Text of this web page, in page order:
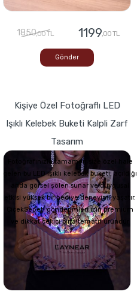
1850,00 TL 1199,00 TL
Gönder
Kişiye Özel Fotoğraflı LED
Işıklı Kelebek Buketi Kalpli Zarf
Tasarım
Fotoğrafınızla tamamen size özel hale
gelen bu LED ışıklı kelebek buketi, açıldığı
anda görsel şölen sunar ve duygusal
etkisi yüksek bir hediye deneyimi yaşatır.
ÇiçekSepeti gönderimleri için premium
ve dikkat çekici bir alternatif üründür